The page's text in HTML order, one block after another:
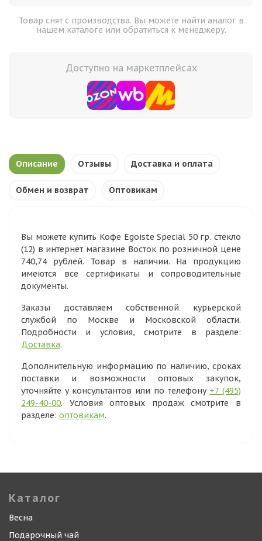
Товар снят с производства. Вы можете найти аналог в
нашем каталоге или обратиться к менеджеру.
Доступно на маркетплейсах
Описание Отзывы Доставка и оплата
Обмен и возврат Оптовикам
Вы можете купить Кофе Egoiste Special 50 гр. стекло
(12) в интернет магазине Восток по розничной цене
740,74 рублей. Товар в наличии. На продукцию
имеются все сертификаты и сопроводительные
документы.
Заказы доставляем собственной курьерской
службой по Москве и Московской области.
Подробности и условия, смотрите в разделе:
Доставка.
Дополнительную информацию по наличию, сроках
поставки и возможности оптовых закупок,
уточняйте у консультантов или по телефону +7 (495)
249-40-00. Условия оптовых продаж смотрите в
разделе: оптовикам.
Каталог
Весна
Подарочный чай